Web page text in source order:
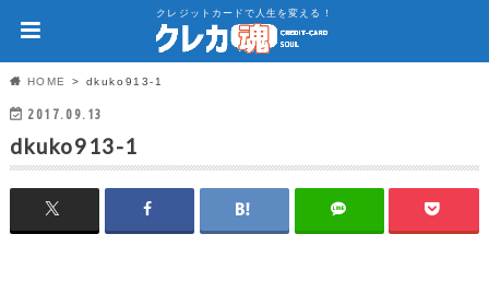
クレジットカードで人生を変える！
HOME dkuko913-1
2017.09.13
dkuko913-1